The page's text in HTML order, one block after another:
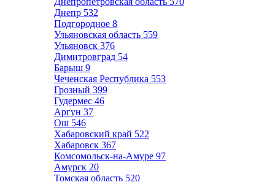
Днепр 532
Подгородное 8
Ульяновская область 559
Ульяновск 376
Димитровград 54
Барыш 9
Чеченская Республика 553
Грозный 399
Гудермес 46
Аргун 37
Ош 546
Хабаровский край 522
Хабаровск 367
Комсомольск-на-Амуре 97
Амурск 20
Томская область 520